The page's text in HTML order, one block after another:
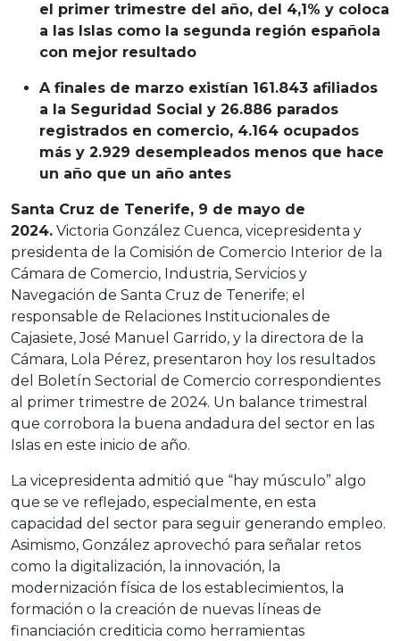
el primer trimestre del año, del 4,1% y coloca
a las Islas como la segunda región española
con mejor resultado
A finales de marzo existían 161.843 afiliados
a la Seguridad Social y 26.886 parados
registrados en comercio, 4.164 ocupados
más y 2.929 desempleados menos que hace
un año que un año antes
Santa Cruz de Tenerife, 9 de mayo de
2024. Victoria González Cuenca, vicepresidenta y
presidenta de la Comisión de Comercio Interior de la
Cámara de Comercio, Industria, Servicios y
Navegación de Santa Cruz de Tenerife; el
responsable de Relaciones Institucionales de
Cajasiete, José Manuel Garrido, y la directora de la
Cámara, Lola Pérez, presentaron hoy los resultados
del Boletín Sectorial de Comercio correspondientes
al primer trimestre de 2024. Un balance trimestral
que corrobora la buena andadura del sector en las
Islas en este inicio de año.
La vicepresidenta admitió que “hay músculo” algo
que se ve reflejado, especialmente, en esta
capacidad del sector para seguir generando empleo.
Asimismo, González aprovechó para señalar retos
como la digitalización, la innovación, la
modernización física de los establecimientos, la
formación o la creación de nuevas líneas de
financiación crediticia como herramientas